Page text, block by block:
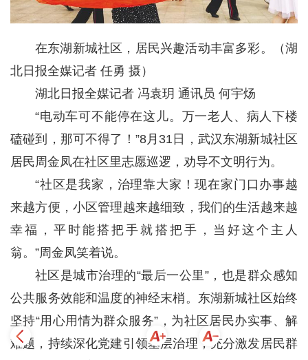
在东湖新城社区，居民兴趣活动丰富多彩。（湖
北日报全媒记者 任勇 摄）
湖北日报全媒记者 冯袁玥 通讯员 何宇炀
“电动车可不能停在这儿。万一老人、病人下楼
磕碰到，那可不得了！”8月31日，武汉东湖新城社区
居民周金凤在社区里志愿巡逻，劝导不文明行为。
“社区是我家，治理靠大家！现在家门口办事越
来越方便，小区管理越来越细致，我们的生活越来越
幸福，平时能搭把手就搭把手，当好这个主人
翁。”周金凤笑着说。
社区是城市治理的“最后一公里”，也是群众感知
公共服务效能和温度的神经末梢。东湖新城社区始终
坚持“用心用情为群众服务”，为社区居民办实事、解
难题，持续深化党建引领基层治理，充分激发居民群